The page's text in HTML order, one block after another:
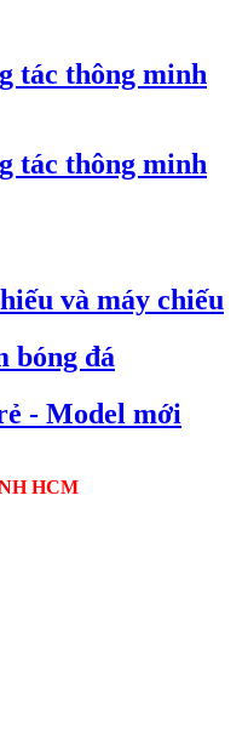
tác thông minh
tác thông minh
và máy chiếu
bóng đá
- Model mới
HCM